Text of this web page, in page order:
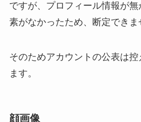
ですが、プロフィール情報が
素がなかったため、断定できま
そのためアカウントの公表は控
ます。
顔画像